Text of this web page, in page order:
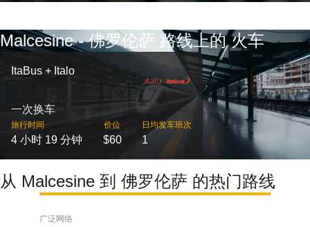
Malcesine - 佛罗伦萨 路线上的 火车
ItaBus + Italo
一次换车
旅行时间
4 小时 19 分钟
价位
$60
日均发车班次
1
从 Malcesine 到 佛罗伦萨 的热门路线
广泛网络